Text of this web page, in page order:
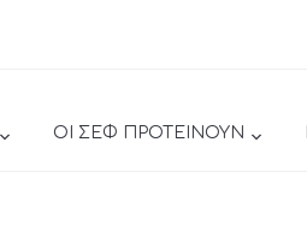
ΟΙ ΣΕΦ ΠΡΟΤΕΙΝΟΥΝ